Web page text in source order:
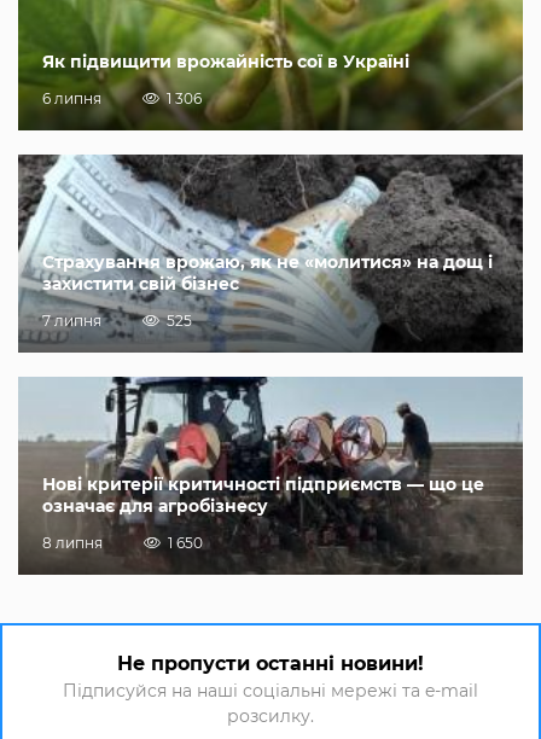
Як підвищити врожайність сої в Україні
6 липня 1 306
Страхування врожаю, як не «молитися» на дощ і
захистити свій бізнес
7 липня 525
Нові критерії критичності підприємств — що це
означає для агробізнесу
8 липня 1 650
Не пропусти останні новини!
Підписуйся на наші соціальні мережі та e-mail
розсилку.